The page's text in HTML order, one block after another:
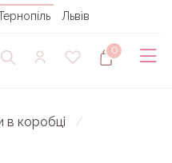
Львів
0
в коробці